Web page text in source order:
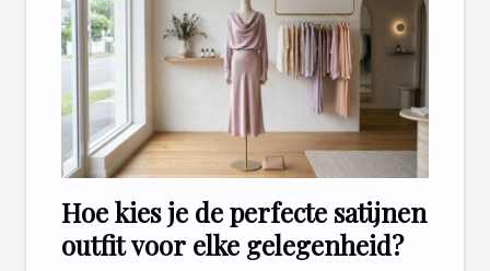
Hoe kies je de perfecte satijnen
outfit voor elke gelegenheid?